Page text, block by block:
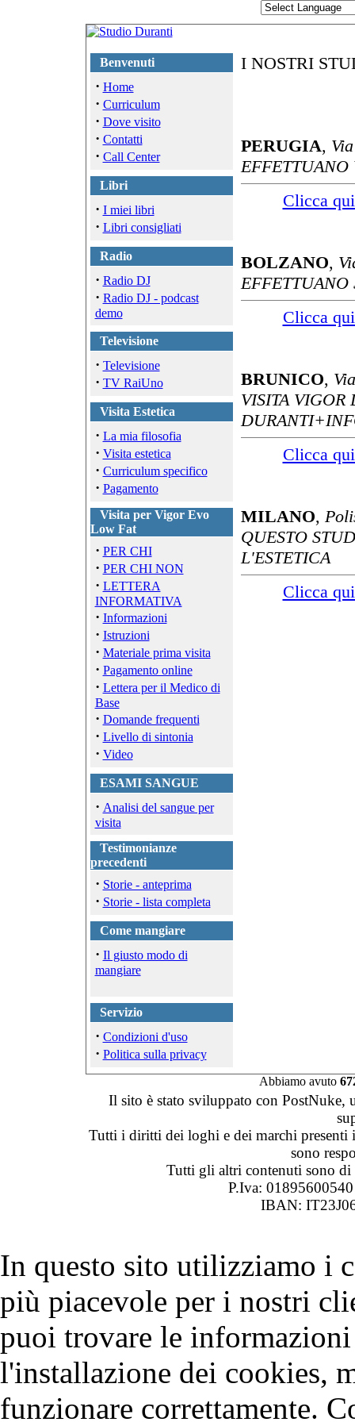
Benvenuti
· Home
· Curriculum
· Dove visito
· Contatti
· Call Center
Libri
· I miei libri
· Libri consigliati
Radio
· Radio DJ
· Radio DJ - podcast
demo
Televisione
· Televisione
· TV RaiUno
Visita Estetica
· La mia filosofia
· Visita estetica
· Curriculum specifico
· Pagamento
Visita per Vigor Evo
Low Fat
· PER CHI
· PER CHI NON
· LETTERA
INFORMATIVA
· Informazioni
· Istruzioni
· Materiale prima visita
· Pagamento online
· Lettera per il Medico di
Base
· Domande frequenti
· Livello di sintonia
· Video
ESAMI SANGUE
· Analisi del sangue per
visita
Testimonianze
precedenti
· Storie - anteprima
· Storie - lista completa
Come mangiare
· Il giusto modo di
mangiare
Servizio
· Condizioni d'uso
· Politica sulla privacy
I NOSTRI
PERUGIA,
EFFETTUANO
Clicca
BOLZANO,
EFFETTUANO
Clicca
BRUNICO,
VISITA
Clicca
MILANO,
QUESTO
L'ESTETICA
Clicca
Abbiamo avuto
Il sito è stato sviluppato con PostNuke,
Tutti i diritti dei loghi e dei marchi
sono
Tutti gli altri contenuti sono
P.Iva:
IBAN:
In questo sito utilizziamo i
più piacevole per i nostri
puoi trovare le
l'installazione dei cookies,
funzionare correttamente.